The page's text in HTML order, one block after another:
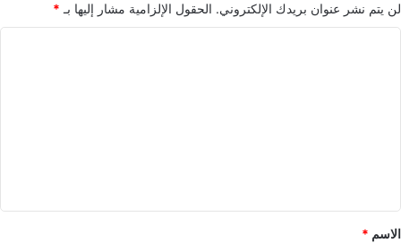
لن يتم نشر عنوان بريدك الإلكتروني. الحقول الإلزامية مشار إليها بـ *
*
الاسم *